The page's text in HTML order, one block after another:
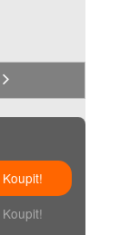
Koupit!
Koupit!